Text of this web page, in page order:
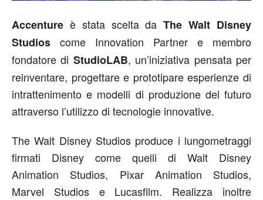
Accenture è stata scelta daThe Walt Disney
Studios come Innovation Partner e membro
fondatore di StudioLAB, un’iniziativa pensata per
reinventare, progettare e prototipare esperienze di
intrattenimento e modelli di produzione del futuro
attraverso l’utilizzo di tecnologie innovative.
The Walt Disney Studios produce i lungometraggi
firmati Disney come quelli di Walt Disney
Animation Studios, Pixar Animation Studios,
Marvel Studios e Lucasfilm. Realizza inoltre